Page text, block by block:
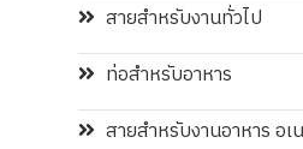
สายสำหรับงานทั่วไป
ท่อสำหรับอาหาร
สายสำหรับงานอาหาร อ